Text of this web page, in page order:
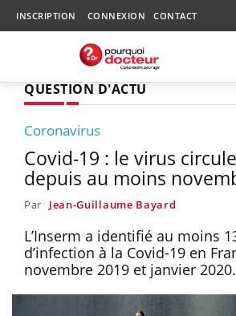
INSCRIPTION CONNEXION CONTACT
QUESTION D'ACTU
Coronavirus
Covid-19 : le virus
depuis au moins
Par Jean-Guillaume Bayard
L’Inserm a identifié au moins
d’infection à la Covid-19 en
novembre 2019 et janvier 2020.